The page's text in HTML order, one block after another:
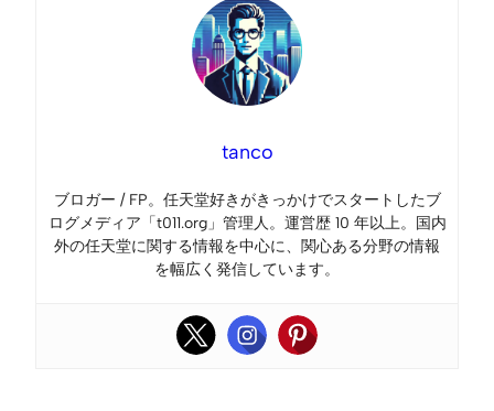
tanco
ブロガー / FP。任天堂好きがきっかけでスタートしたブ
ログメディア「t011.org」管理人。運営歴 10 年以上。国内
外の任天堂に関する情報を中心に、関心ある分野の情報
を幅広く発信しています。